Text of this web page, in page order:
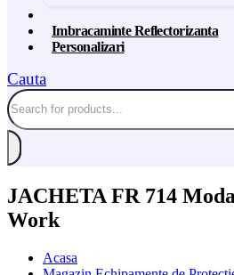
Imbracaminte Reflectorizanta
Personalizari
Cauta
JACHETA FR 714
Work
Acasa